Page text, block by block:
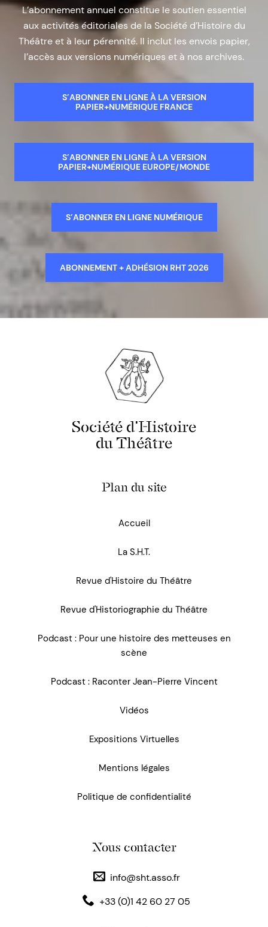
L’abonnement annuel constitue le soutien essentiel
aux activités éditoriales de la Société d’Histoire du
Théâtre et à leur pérennité. Il inclut les envois papier,
l’accès aux versions numériques et à nos archives.
S’ABONNER EN LIGNE À LA VERSION
PAPIER+NUMÉRIQUE FRANCE
S’ABONNER EN LIGNE À LA VERSION
PAPIER+NUMÉRIQUE EUROPE/MONDE
S’ABONNER EN LIGNE NUMÉRIQUE
ABONNEMENT + ADHÉSION RHT 2026
Société d'Histoire
du Théâtre
Plan du site
Accueil
La S.H.T.
Revue d'Histoire du Théâtre
Revue d'Historiographie du Théâtre
Podcast : Pour une histoire des metteuses en
scène
Podcast : Raconter Jean-Pierre Vincent
Vidéos
Expositions Virtuelles
Mentions légales
Politique de confidentialité
Nous contacter
info@sht.asso.fr
+33 (0)1 42 60 27 05